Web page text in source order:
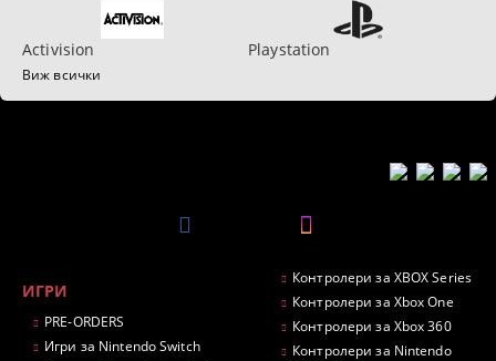
Activision Playstation
Виж всички
ИГРИ
PRE-ORDERS
Игри за Nintendo Switch
Контролери за XBOX Series
Контролери за Xbox One
Контролери за Xbox 360
Контролери за Nintendo